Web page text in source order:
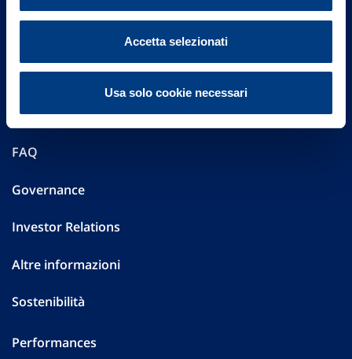
Accetta selezionati
Usa solo cookie necessari
Vittoria Assicurazioni S.p.A.
Via Ignazio Gardella, 2
Part. IVA 01329510158
FAQ
Governance
Investor Relations
Altre informazioni
Sostenibilità
Performances